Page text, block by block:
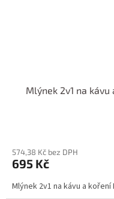
Mlýnek 2v1 na kávu
574,38 Kč bez DPH
695 Kč
Mlýnek 2v1 na kávu a koření